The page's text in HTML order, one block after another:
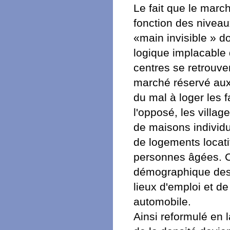
Le fait que le
fonction des
«main invisible »
logique
centres se
marché réservé
du mal à loger les
l'opposé, les
de maisons
de logements
personnes âgées.
démographique
lieux d'emploi et
automobile.
Ainsi reformulé en